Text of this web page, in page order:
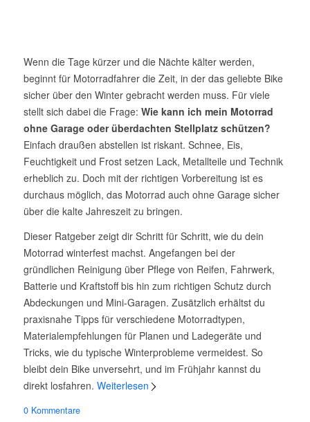
Wenn die Tage kürzer und die Nächte kälter werden,
beginnt für Motorradfahrer die Zeit, in der das geliebte Bike
sicher über den Winter gebracht werden muss. Für viele
stellt sich dabei die Frage: Wie kann ich mein Motorrad
ohne Garage oder überdachten Stellplatz schützen?
Einfach draußen abstellen ist riskant. Schnee, Eis,
Feuchtigkeit und Frost setzen Lack, Metallteile und Technik
erheblich zu. Doch mit der richtigen Vorbereitung ist es
durchaus möglich, das Motorrad auch ohne Garage sicher
über die kalte Jahreszeit zu bringen.
Dieser Ratgeber zeigt dir Schritt für Schritt, wie du dein
Motorrad winterfest machst. Angefangen bei der
gründlichen Reinigung über Pflege von Reifen, Fahrwerk,
Batterie und Kraftstoff bis hin zum richtigen Schutz durch
Abdeckungen und Mini-Garagen. Zusätzlich erhältst du
praxisnahe Tipps für verschiedene Motorradtypen,
Materialempfehlungen für Planen und Ladegeräte und
Tricks, wie du typische Winterprobleme vermeidest. So
bleibt dein Bike unversehrt, und im Frühjahr kannst du
direkt losfahren. Weiterlesen
0 Kommentare